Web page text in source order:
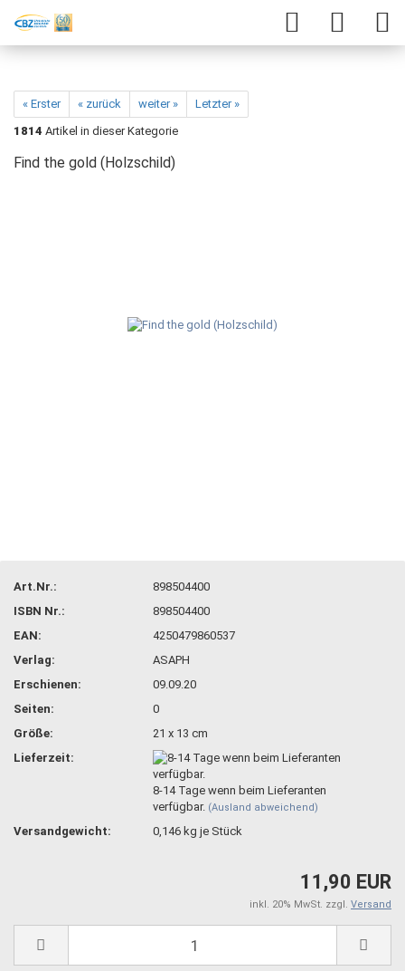
« Erster « zurück weiter »
Letzter »
1814 Artikel in dieser Kategorie
Find the gold (Holzschild)
Art.Nr.:
898504400
ISBN Nr.:
898504400
EAN:
4250479860537
Verlag:
ASAPH
Erschienen:
09.09.20
Seiten:
0
Größe:
21 x 13 cm
Lieferzeit:
8-14 Tage wenn beim Lieferanten
verfügbar. (Ausland abweichend)
Versandgewicht: 0,146 kg je Stück
11,90 EUR
inkl. 20% MwSt. zzgl. Versand